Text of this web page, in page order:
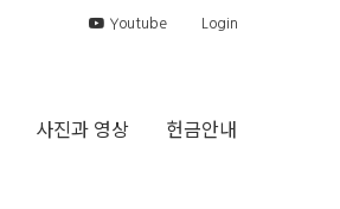
Youtube Login
사진과 영상 헌금안내